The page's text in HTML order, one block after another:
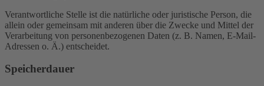
Verantwortliche Stelle ist die natürliche oder juristische Person, die
allein oder gemeinsam mit anderen über die Zwecke und Mittel der
Verarbeitung von personenbezogenen Daten (z. B. Namen, E-Mail-
Adressen o. Ä.) entscheidet.
Speicherdauer